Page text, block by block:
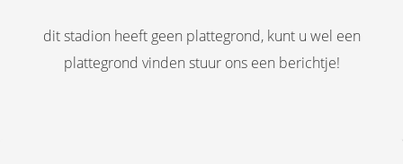
dit stadion heeft geen plattegrond, kunt u wel een
plattegrond vinden stuur ons een berichtje!